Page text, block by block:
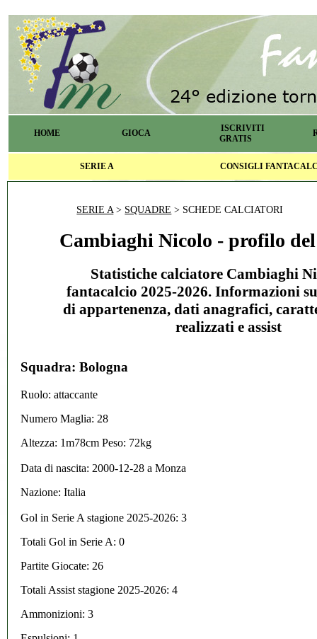
HOME GIOCA
ISCRIVITI
GRATIS
SERIE A CONSIGLI
SERIE A> SQUADRE > SCHEDE CALCIATORI
Cambiaghi Nicolo - profilo
Statistiche calciatore Cambiaghi
fantacalcio 2025-2026. Informazioni
di appartenenza, dati anagrafici,
realizzati e assist
Squadra: Bologna
Ruolo: attaccante
Numero Maglia: 28
Altezza: 1m78cm Peso: 72kg
Data di nascita: 2000-12-28 a Monza
Nazione: Italia
Gol in Serie A stagione 2025-2026: 3
Totali Gol in Serie A: 0
Partite Giocate: 26
Totali Assist stagione 2025-2026: 4
Ammonizioni: 3